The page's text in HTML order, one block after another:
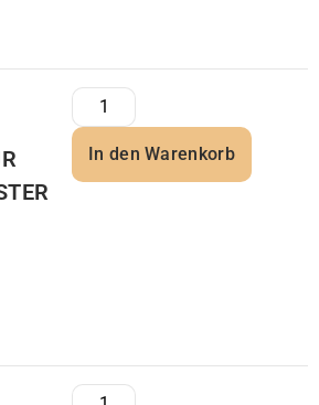
In den Warenkorb